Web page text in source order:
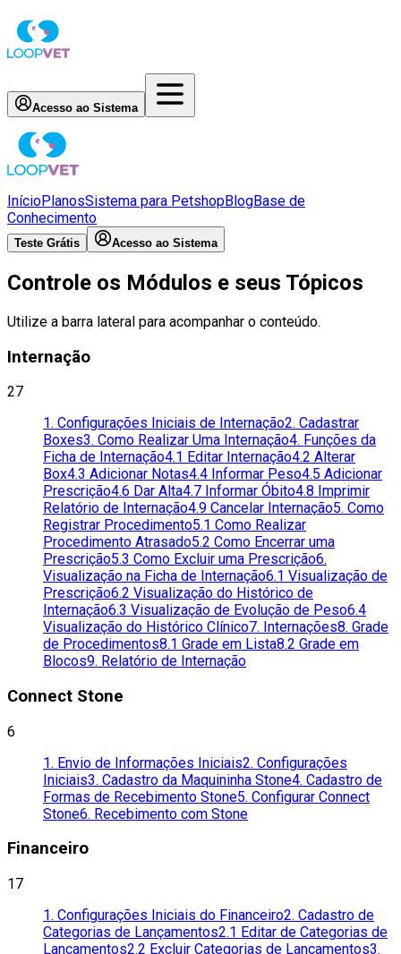
Acesso ao Sistema
InícioPlanosSistema para PetshopBlogBase de
Conhecimento
Teste Grátis Acesso ao Sistema
Controle os Módulos e seus Tópicos
Utilize a barra lateral para acompanhar o conteúdo.
Internação
27
1. Configurações Iniciais de Internação2. Cadastrar
Boxes3. Como Realizar Uma Internação4. Funções da
Ficha de Internação4.1 Editar Internação4.2 Alterar
Box4.3 Adicionar Notas4.4 Informar Peso4.5 Adicionar
Prescrição4.6 Dar Alta4.7 Informar Óbito4.8 Imprimir
Relatório de Internação4.9 Cancelar Internação5. Como
Registrar Procedimento5.1 Como Realizar
Procedimento Atrasado5.2 Como Encerrar uma
Prescrição5.3 Como Excluir uma Prescrição6.
Visualização na Ficha de Internação6.1 Visualização de
Prescrição6.2 Visualização do Histórico de
Internação6.3 Visualização de Evolução de Peso6.4
Visualização do Histórico Clínico7. Internações8. Grade
de Procedimentos8.1 Grade em Lista8.2 Grade em
Blocos9. Relatório de Internação
Connect Stone
6
1. Envio de Informações Iniciais2. Configurações
Iniciais3. Cadastro da Maquininha Stone4. Cadastro de
Formas de Recebimento Stone5. Configurar Connect
Stone6. Recebimento com Stone
Financeiro
17
1. Configurações Iniciais do Financeiro2. Cadastro de
Categorias de Lançamentos2.1 Editar de Categorias de
Lançamentos2.2 Excluir Categorias de Lançamentos3.